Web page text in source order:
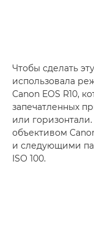
Чтобы сделать
использовала
Canon EOS R10,
запечатленных
или
объективом
и следующими
ISO 100.